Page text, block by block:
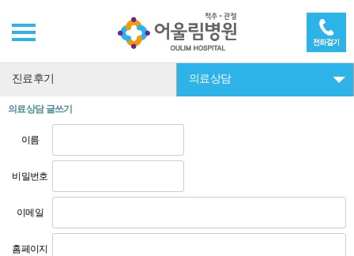
진료후기 의료상담
의료상담 글쓰기
이름
비밀번호
이메일
홈페이지